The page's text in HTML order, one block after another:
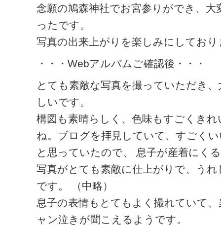
念願の鳩森神社でお宮参りができ、大
ったです。
写真の出来上がりを楽しみにしており
・・・Webアルバムご確認後・・・
とても素敵な写真を撮っていただき、
しいです。
構図も素晴らしく、色味もすごくきれ
ね。ブログを拝見していて、すごく
と思っていたので、 息子が産着にく
写真がとても素敵に仕上がりで、うれ
です。 （中略）
息子の表情もとてもよく撮れていて、
ャン泣きが聞こえるようです。